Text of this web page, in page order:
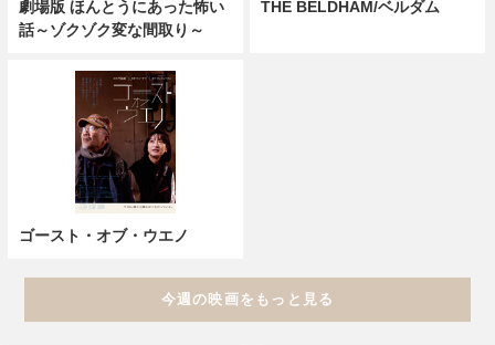
劇場版 ほんとうにあった怖い
話～ゾクゾク変な間取り～
THE BELDHAM/ベルダム
ゴースト・オブ・ウエノ
今週の映画をもっと見る